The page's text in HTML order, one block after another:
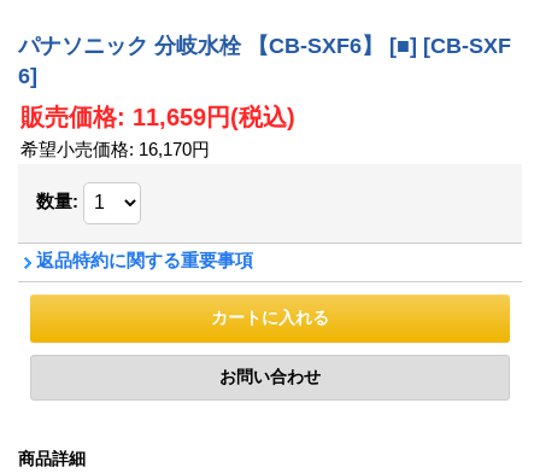
パナソニック 分岐水栓 【CB-SXF6】 [■] [CB-SXF
6]
販売価格: 11,659円(税込)
希望小売価格: 16,170円
数量:
返品特約に関する重要事項
商品詳細